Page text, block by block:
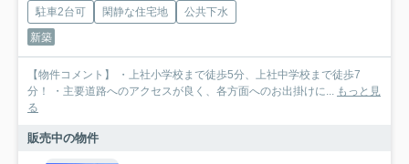
駐車2台可 閑静な住宅地
公共下水
新築
【物件コメント】 ・上社小学校まで徒歩5分、上社中学校まで徒歩7
分！ ・主要道路へのアクセスが良く、各方面へのお出掛けに... もっと見
る
販売中の物件